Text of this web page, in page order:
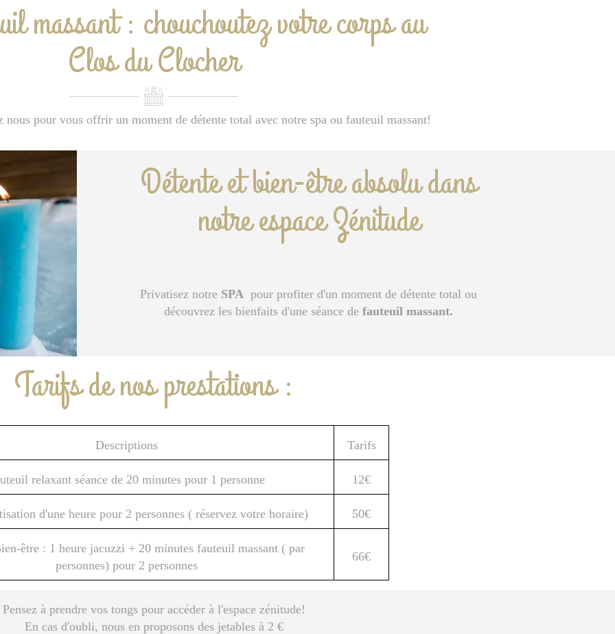
massant : chouchoutez votre corps au
Clos du Clocher
pour vous offrir un moment de détente total avec notre spa ou fauteuil massant!
Détente et bien-être absolu dans
notre espace Zénitude
Privatisez notre SPA pour profiter d'un moment de détente total ou
découvrez les bienfaits d'une séance de fauteuil massant.
Tarifs de nos prestations :
Descriptions Tarifs
relaxant séance de 20 minutes pour 1 personne 12€
d'une heure pour 2 personnes ( réservez votre horaire) 50€
être : 1 heure jacuzzi + 20 minutes fauteuil massant ( par
personnes) pour 2 personnes
66€
Pensez à prendre vos tongs pour accéder à l'espace zénitude!
En cas d'oubli, nous en proposons des jetables à 2 €